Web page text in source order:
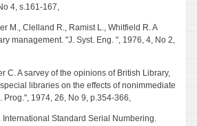
4, s.161-167,
M., Clelland R., Ramist L., Whitfield R. A
management. "J. Syst. Eng. ", 1976, 4, No 2,
C. A sarvey of the opinions of British Library,
libraries on the effects of nonimmediate
Prog.", 1974, 26, No 9, p.354-366,
International Standard Serial Numbering.